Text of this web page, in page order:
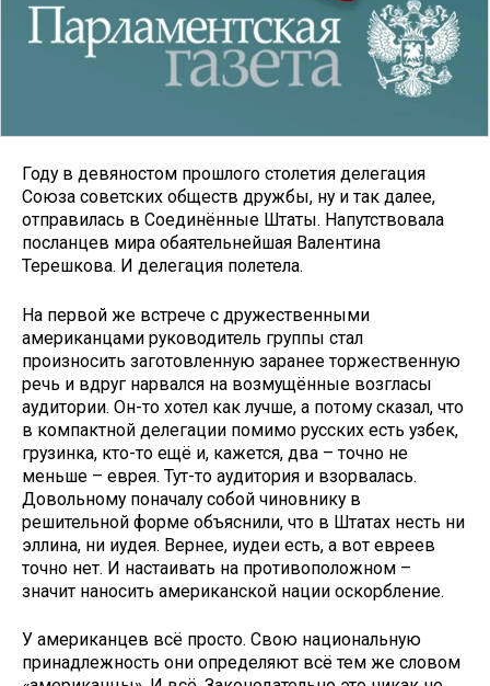
Году в девяностом прошлого столетия делегация
Союза советских обществ дружбы, ну и так далее,
отправилась в Соединённые Штаты. Напутствовала
посланцев мира обаятельнейшая Валентина
Терешкова. И делегация полетела.
На первой же встрече с дружественными
американцами руководитель группы стал
произносить заготовленную заранее торжественную
речь и вдруг нарвался на возмущённые возгласы
аудитории. Он-то хотел как лучше, а потому сказал, что
в компактной делегации помимо русских есть узбек,
грузинка, кто-то ещё и, кажется, два – точно не
меньше – еврея. Тут-то аудитория и взорвалась.
Довольному поначалу собой чиновнику в
решительной форме объяснили, что в Штатах несть ни
эллина, ни иудея. Вернее, иудеи есть, а вот евреев
точно нет. И настаивать на противоположном –
значит наносить американской нации оскорбление.
У американцев всё просто. Свою национальную
принадлежность они определяют всё тем же словом